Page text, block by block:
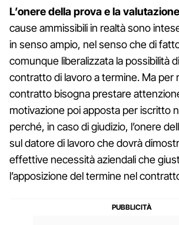
L’onere della prova e la
cause ammissibili in realtà sono
in senso ampio, nel senso che di
comunque liberalizzata la possibilità
contratto di lavoro a termine. Ma per
contratto bisogna prestare
motivazione poi apposta per iscritto
perché, in caso di giudizio, l’onere
sul datore di lavoro che dovrà
effettive necessità aziendali che
l’apposizione del termine nel